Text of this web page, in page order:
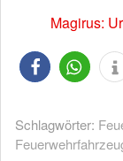
Magirus:
Schlagwörter: